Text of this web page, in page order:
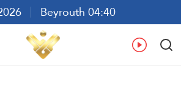
Beyrouth 04:40
ع